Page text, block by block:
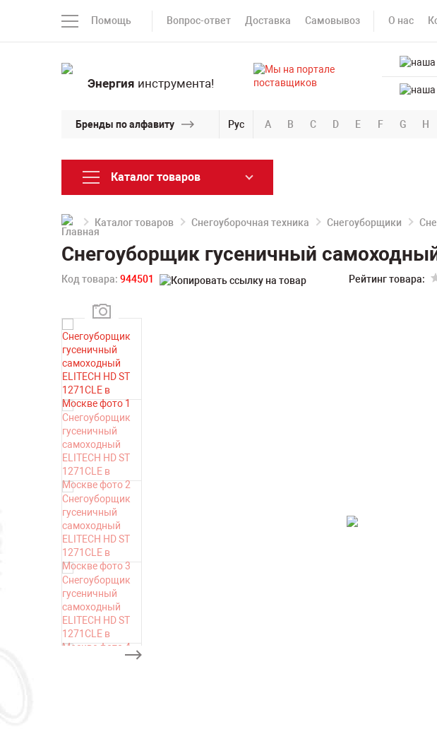
Помощь Вопрос-ответ Доставка Самовывоз О нас
Энергия инструмента!
Бренды по алфавиту Рус A B C D E F G H
Каталог товаров
Каталог товаров Снегоуборочная техника Снегоуборщики
Снегоуборщик гусеничный
Код товара: 944501 Рейтинг товара: